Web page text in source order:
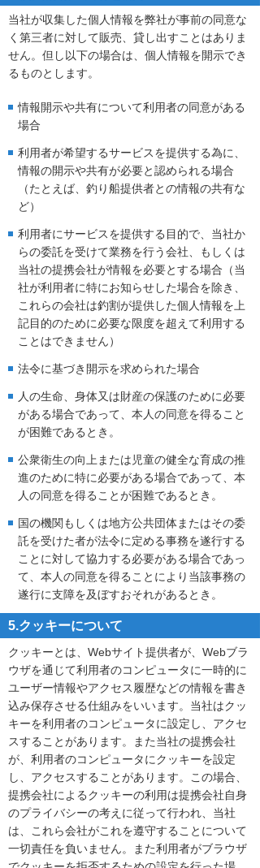
当社が収集した個人情報を弊社が事前の同意な
く第三者に対して販売、貸し出すことはありま
せん。但し以下の場合は、個人情報を開示でき
るものとします。
情報開示や共有について利用者の同意がある
場合
利用者が希望するサービスを提供する為に、
情報の開示や共有が必要と認められる場合
（たとえば、釣り船提供者との情報の共有な
ど）
利用者にサービスを提供する目的で、当社か
らの委託を受けて業務を行う会社、もしくは
当社の提携会社が情報を必要とする場合（当
社が利用者に特にお知らせした場合を除き、
これらの会社は釣割が提供した個人情報を上
記目的のために必要な限度を超えて利用する
ことはできません）
法令に基づき開示を求められた場合
人の生命、身体又は財産の保護のために必要
がある場合であって、本人の同意を得ること
が困難であるとき。
公衆衛生の向上または児童の健全な育成の推
進のために特に必要がある場合であって、本
人の同意を得ることが困難であるとき。
国の機関もしくは地方公共団体またはその委
託を受けた者が法令に定める事務を遂行する
ことに対して協力する必要がある場合であっ
て、本人の同意を得ることにより当該事務の
遂行に支障を及ぼすおそれがあるとき。
5.クッキーについて
クッキーとは、Webサイト提供者が、Webブラ
ウザを通じて利用者のコンピュータに一時的に
ユーザー情報やアクセス履歴などの情報を書き
込み保存させる仕組みをいいます。当社はクッ
キーを利用者のコンピュータに設定し、アクセ
スすることがあります。また当社の提携会社
が、利用者のコンピュータにクッキーを設定
し、アクセスすることがあります。この場合、
提携会社によるクッキーの利用は提携会社自身
のプライバシーの考えに従って行われ、当社
は、これら会社がこれを遵守することについて
一切責任を負いません。また利用者がブラウザ